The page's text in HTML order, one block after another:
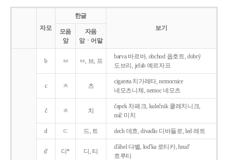
자모
한글
보기
모음
앞
자음
앞ㆍ어말
b ㅂ ㅂ, 브, 프
barva 바르바, obchod 옵호트, dobrý
도브리, jeřab 예르자프
c ㅊ 츠
cigareta 치가레타, nemocnice
네모츠니체, nemoc 네모츠
č ㅊ 치
čapek 차페크, kulečnik 쿨레치니크,
míč 미치
d ㄷ 드, 트 dech 데흐, divadlo 디바들로, led 레트
d' 디* 디, 티
d'ábel 댜벨, lod'ka 로티카, hrud'
흐루티